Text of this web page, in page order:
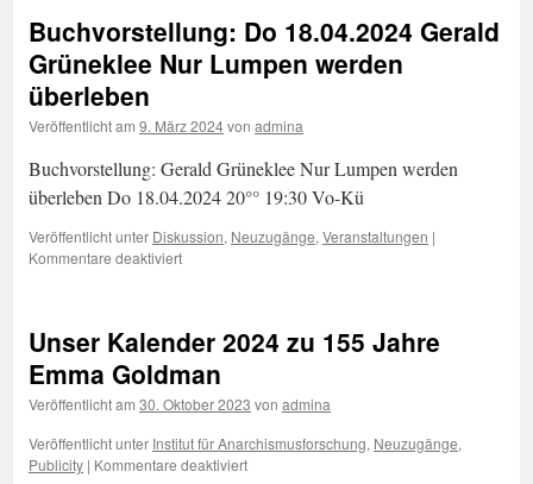
Feministin
13.2.2025
Austrofaschismus
und
Buchvorstellung: Do 18.04.2024 Gerald
Grüneklee Nur Lumpen werden
überleben
Veröffentlicht am 9. März 2024von admina
Buchvorstellung: Gerald Grüneklee Nur Lumpen werden
überleben Do 18.04.2024 20°° 19:30 Vo-Kü
Veröffentlicht unter Diskussion, Neuzugänge, Veranstaltungen |
Kommentare deaktiviertfür
Gerald
Nur
Lumpen
überleben
Unser Kalender 2024 zu 155 Jahre
Emma Goldman
Veröffentlicht am 30. Oktober 2023 von admina
Veröffentlicht unter Institut für Anarchismusforschung, Neuzugänge,
Publicity | Kommentare deaktiviertfür